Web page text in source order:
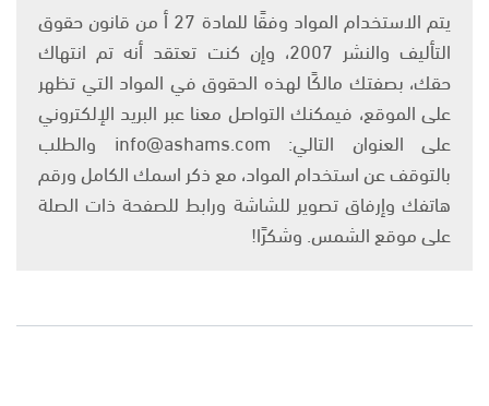
يتم الاستخدام المواد وفقًا للمادة 27 أ من قانون حقوق
التأليف والنشر 2007، وإن كنت تعتقد أنه تم انتهاك
حقك، بصفتك مالكًا لهذه الحقوق في المواد التي تظهر
على الموقع، فيمكنك التواصل معنا عبر البريد الإلكتروني
على العنوان التالي: info@ashams.com والطلب
بالتوقف عن استخدام المواد، مع ذكر اسمك الكامل ورقم
هاتفك وإرفاق تصوير للشاشة ورابط للصفحة ذات الصلة
على موقع الشمس. وشكرًا!